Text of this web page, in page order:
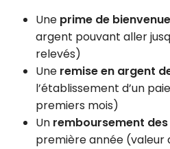
Une prime de bienvenue
argent pouvant aller
relevés)
Une remise en argent
l’établissement d’un
premiers mois)
Un remboursement
première année (valeur